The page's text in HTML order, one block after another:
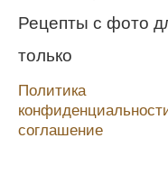
Рецепты с фото
только
Политика
соглашение